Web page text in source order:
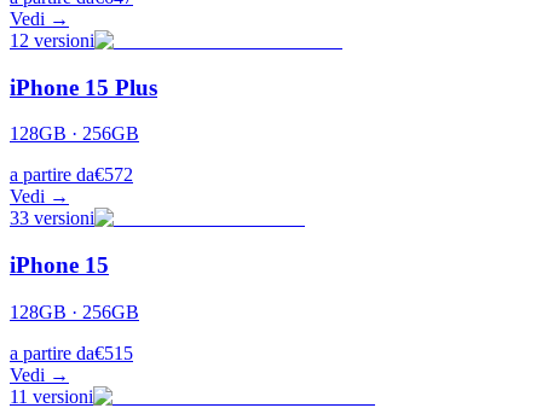
Vedi →
12 versioni
iPhone 15 Plus
128GB · 256GB
a partire da€572
Vedi →
33 versioni
iPhone 15
128GB · 256GB
a partire da€515
Vedi →
11 versioni